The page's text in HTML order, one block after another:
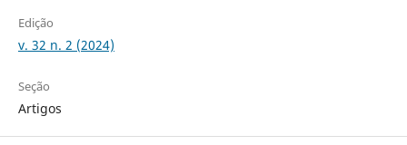
Edição
v. 32 n. 2 (2024)
Seção
Artigos